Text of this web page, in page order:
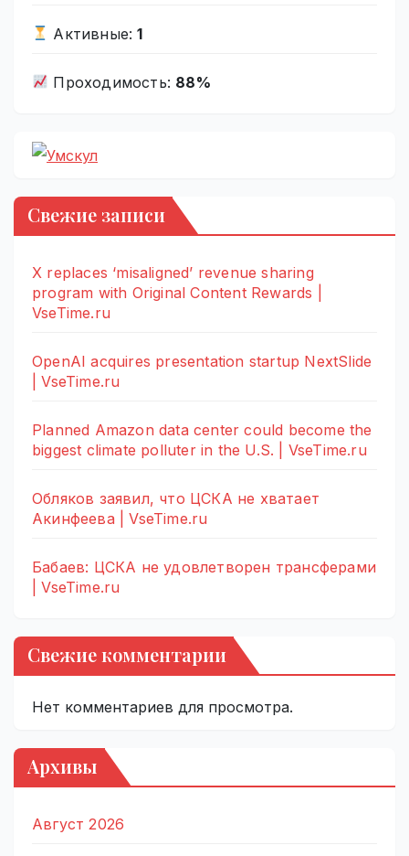
Активные:1
Проходимость: 88%
Свежие записи
X replaces ‘misaligned’ revenue sharing
program with Original Content Rewards |
VseTime.ru
OpenAI acquires presentation startup NextSlide
| VseTime.ru
Planned Amazon data center could become the
biggest climate polluter in the U.S. | VseTime.ru
Обляков заявил, что ЦСКА не хватает
Акинфеева | VseTime.ru
Бабаев: ЦСКА не удовлетворен трансферами
| VseTime.ru
Свежие комментарии
Нет комментариев для просмотра.
Архивы
Август 2026